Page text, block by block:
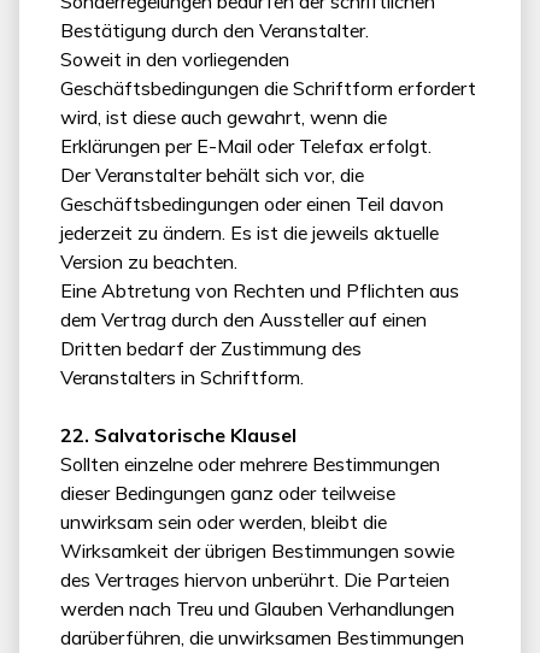
Bestätigung durch den Veranstalter.
Soweit in den vorliegenden
Geschäftsbedingungen die Schriftform erfordert
wird, ist diese auch gewahrt, wenn die
Erklärungen per E-Mail oder Telefax erfolgt.
Der Veranstalter behält sich vor, die
Geschäftsbedingungen oder einen Teil davon
jederzeit zu ändern. Es ist die jeweils aktuelle
Version zu beachten.
Eine Abtretung von Rechten und Pflichten aus
dem Vertrag durch den Aussteller auf einen
Dritten bedarf der Zustimmung des
Veranstalters in Schriftform.
22. Salvatorische Klausel
Sollten einzelne oder mehrere Bestimmungen
dieser Bedingungen ganz oder teilweise
unwirksam sein oder werden, bleibt die
Wirksamkeit der übrigen Bestimmungen sowie
des Vertrages hiervon unberührt. Die Parteien
werden nach Treu und Glauben Verhandlungen
darüberführen, die unwirksamen Bestimmungen